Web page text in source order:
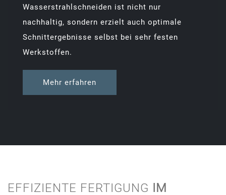
Wasserstrahlschneiden ist nicht nur
nachhaltig, sondern erzielt auch optimale
Schnittergebnisse selbst bei sehr festen
Werkstoffen.
Mehr erfahren
EFFIZIENTE FERTIGUNG
IM